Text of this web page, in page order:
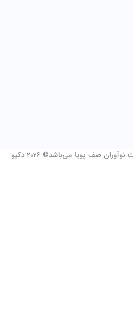
صف پویا می‌باشد© 2026 دکیو